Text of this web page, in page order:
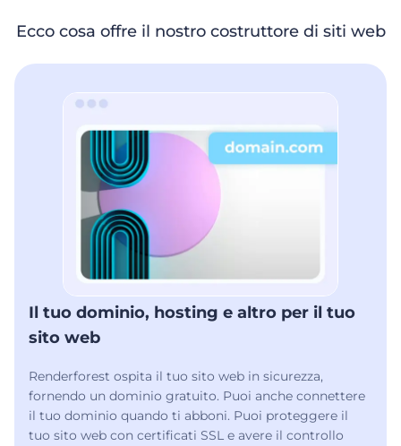
Ecco cosa offre il nostro costruttore di siti web
Il tuo dominio, hosting e altro per il tuo
sito web
Renderforest ospita il tuo sito web in sicurezza,
fornendo un dominio gratuito. Puoi anche connettere
il tuo dominio quando ti abboni. Puoi proteggere il
tuo sito web con certificati SSL e avere il controllo